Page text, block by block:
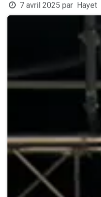
7 avril 2025 par Hayet